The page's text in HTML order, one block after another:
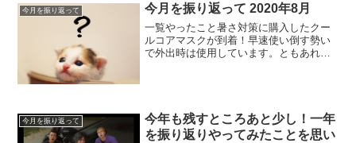
今月を振り返って 今月を振り返って 2020年8月
一覧やったこと暑さ対策に購入したクー
ルコアマスクが到着！早速使い倒す勢い
で外出時は使用しています。ともあれま
今月を振り返って
今年も残すところあと少し！一年
を振り返りやってみたことを思い